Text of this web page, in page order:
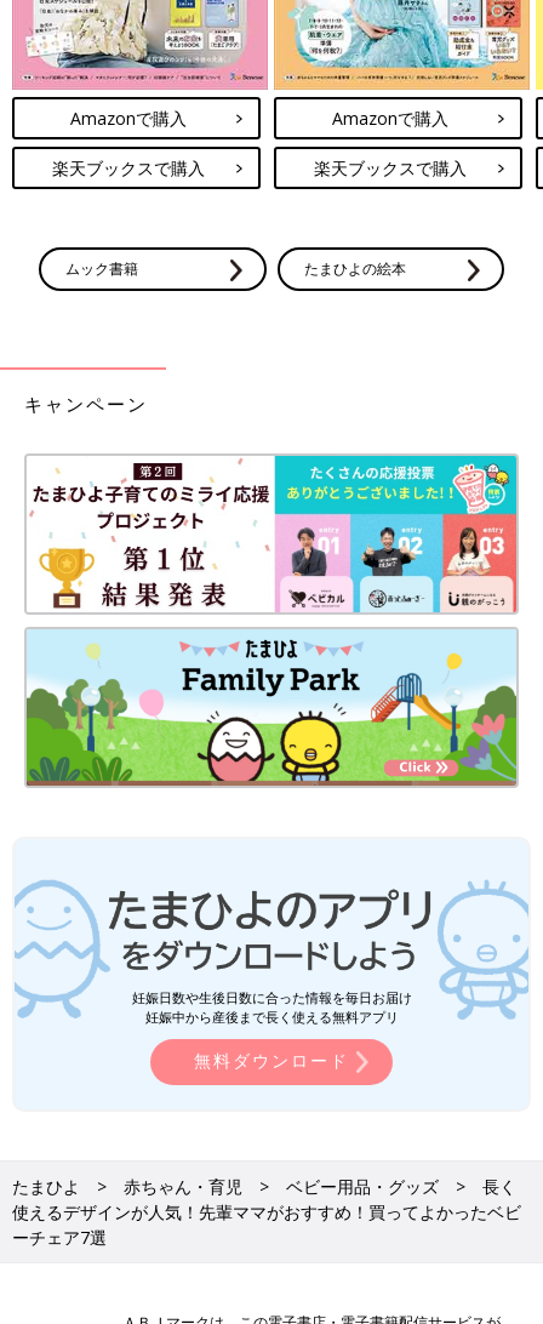
Amazonで購入
楽天ブックスで購入
Amazonで購入
楽天ブックスで購入
ムック書籍 たまひよの絵本
キャンペーン
妊娠日数や生後日数に合った情報を毎日お届け
妊娠中から産後まで長く使える無料アプリ
無料ダウンロード
たまひよ 赤ちゃん・育児 ベビー用品・グッズ
長く
使えるデザインが人気！先輩ママがおすすめ！買ってよかったベビ
ーチェア7選